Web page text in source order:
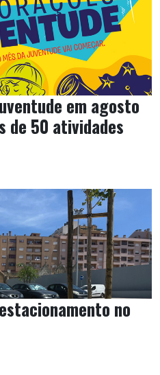
em agosto
de 50 atividades
no